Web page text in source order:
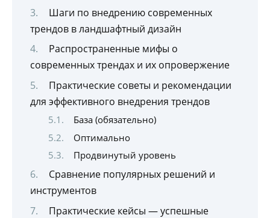
Шаги по внедрению современных
трендов в ландшафтный дизайн
Распространенные мифы о
современных трендах и их опровержение
Практические советы и рекомендации
для эффективного внедрения трендов
База (обязательно)
Оптимально
Продвинутый уровень
Сравнение популярных решений и
инструментов
Практические кейсы — успешные